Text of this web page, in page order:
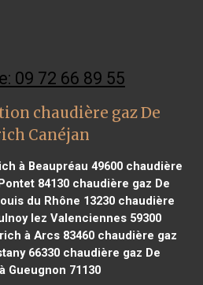
09 72 66 89 55
chaudière gaz De
Canéjan
à Beaupréau 49600chaudière
84130chaudière gaz De
du Rhône 13230chaudière
lez Valenciennes 59300
à Arcs 83460chaudière gaz
66330chaudière gaz De
Gueugnon 71130